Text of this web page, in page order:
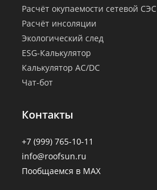
Расчёт окупаемости сетевой СЭС
Расчёт инсоляции
Экологический след
ESG-Калькулятор
Калькулятор AC/DC
Чат-бот
Контакты
+7 (999) 765-10-11
info@roofsun.ru
Пообщаемся в MAX